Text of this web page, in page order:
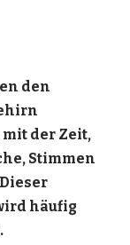
den
der Zeit,
Stimmen
häufig